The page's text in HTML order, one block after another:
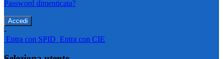
Password dimenticata?
-
Entra con SPID Entra con CIE